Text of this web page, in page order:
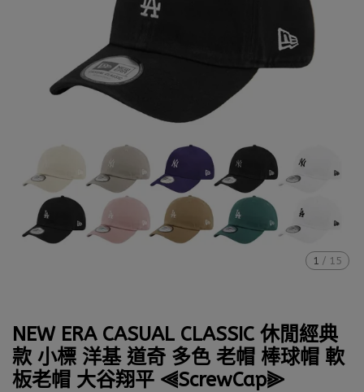
1 / 15
NEW ERA CASUAL CLASSIC 休閒經典
款 小標 洋基 道奇 多色 老帽 棒球帽 軟
板老帽 大谷翔平 ⫷ScrewCap⫸